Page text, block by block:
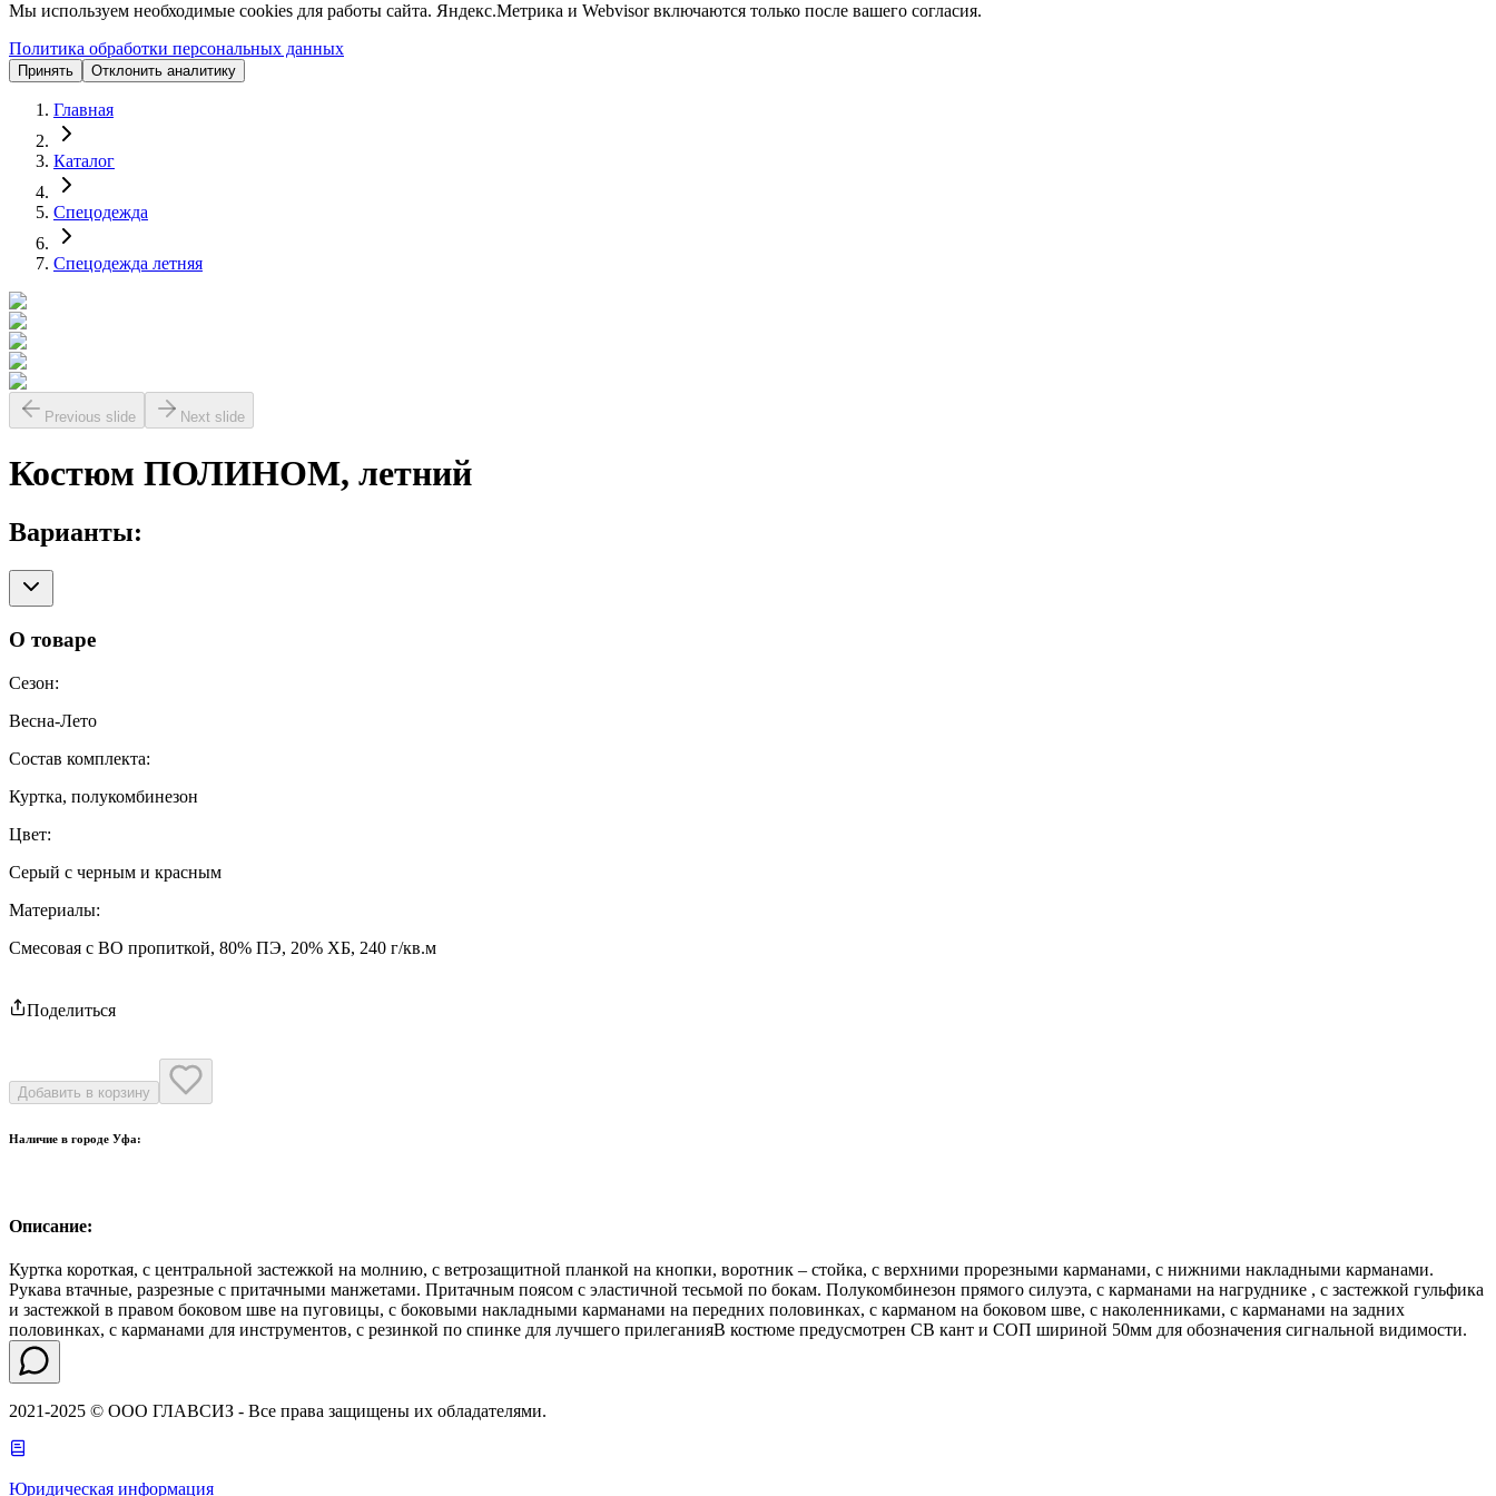
Мы используем необходимые cookies для работы сайта. Яндекс.Метрика и Webvisor включаются только после вашего согласия.
Политика обработки персональных данных
Принять Отклонить аналитику
Главная
Каталог
Спецодежда
Спецодежда летняя
Previous slide Next slide
Костюм ПОЛИНОМ, летний
Варианты:
О товаре
Сезон:
Весна-Лето
Состав комплекта:
Куртка, полукомбинезон
Цвет:
Серый с черным и красным
Материалы:
Смесовая с ВО пропиткой, 80% ПЭ, 20% ХБ, 240 г/кв.м
Поделиться
Добавить в корзину
Наличие в городе Уфа:
Описание:
Куртка короткая, с центральной застежкой на молнию, с ветрозащитной планкой на кнопки, воротник – стойка, с верхними прорезными карманами, с нижними накладными карманами.
Рукава втачные, разрезные с притачными манжетами. Притачным поясом с эластичной тесьмой по бокам. Полукомбинезон прямого силуэта, с карманами на нагруднике , с застежкой гульфика
и застежкой в правом боковом шве на пуговицы, с боковыми накладными карманами на передних половинках, с карманом на боковом шве, с наколенниками, с карманами на задних
половинках, с карманами для инструментов, с резинкой по спинке для лучшего прилеганияВ костюме предусмотрен СВ кант и СОП шириной 50мм для обозначения сигнальной видимости.
2021-2025 © ООО ГЛАВСИЗ - Все права защищены их обладателями.
Юридическая информация